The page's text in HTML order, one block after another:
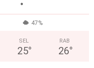
°
47%
SEL
25°
RAB
26°